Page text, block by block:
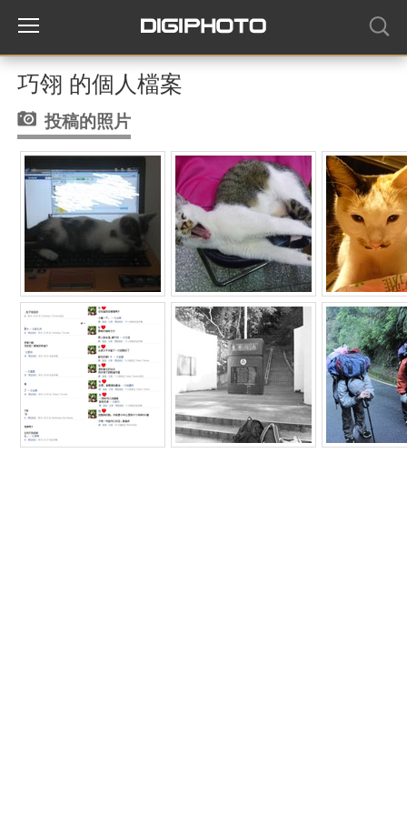
巧翎 的個人檔案
投稿的照片